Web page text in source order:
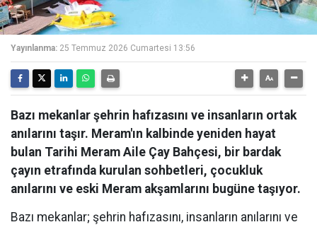
Yayınlanma: 25 Temmuz 2026 Cumartesi 13:56
Bazı mekanlar şehrin hafızasını ve insanların ortak
anılarını taşır. Meram'ın kalbinde yeniden hayat
bulan Tarihi Meram Aile Çay Bahçesi, bir bardak
çayın etrafında kurulan sohbetleri, çocukluk
anılarını ve eski Meram akşamlarını bugüne taşıyor.
Bazı mekanlar; şehrin hafızasını, insanların anılarını ve